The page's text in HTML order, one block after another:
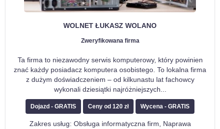
WOLNET ŁUKASZ WOLANO
Zweryfikowana firma
Ta firma to niezawodny serwis komputerowy, który powinien
znać każdy posiadacz komputera osobistego. To lokalna firma
z dużym doświadczeniem – od kilkunastu lat fachowcy
wykonali dziesiątki najróżniejszych
Dojazd - GRATIS Ceny od 120 zł Wycena - GRATIS
Zakres usług: Obsługa informatyczna firm, Naprawa